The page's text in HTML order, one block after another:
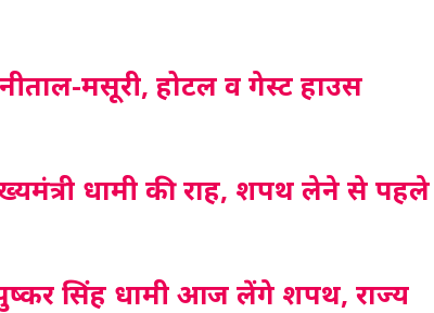
मसूरी, होटल व गेस्ट हाउस
धामी की राह, शपथ लेने से पहले
सिंह धामी आज लेंगे शपथ, राज्य